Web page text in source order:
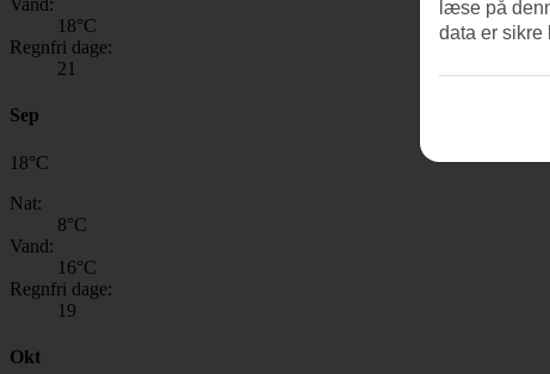
Vand:
18°C
Regnfri dage:
21
Sep
18°C
Nat:
8°C
Vand:
16°C
Regnfri dage:
19
Okt
læse på
data er